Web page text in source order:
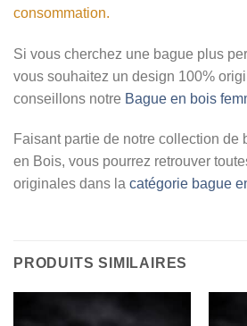
consommation.
Si vous cherchez une bague plus
vous souhaitez un design 100%
conseillons notre Bague en bois
Faisant partie de notre collection de
en Bois, vous pourrez retrouver
originales dans la catégorie bague
PRODUITS SIMILAIRES